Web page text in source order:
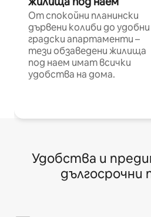
От спокойни планински
дървени колиби до удобни
градски апартаменти –
тези обзаведени жилища
под наем имат всички
удобства на дома.
Удобства и
дългосрочни